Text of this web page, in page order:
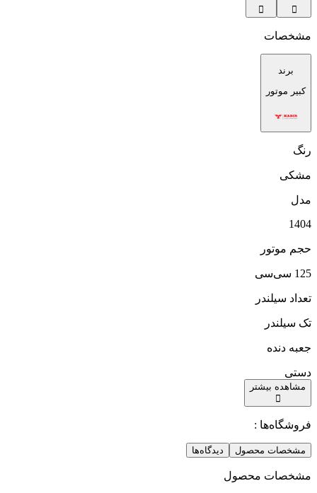
مشخصات
برند
کبیر موتور
رنگ
مشکی
مدل
1404
حجم موتور
125 سی‌سی
تعداد سیلندر
تک سیلندر
جعبه دنده
دستی
مشاهده بیشتر
فروشگاه‌ها :
مشخصات محصول دیدگاه‌ها
مشخصات محصول